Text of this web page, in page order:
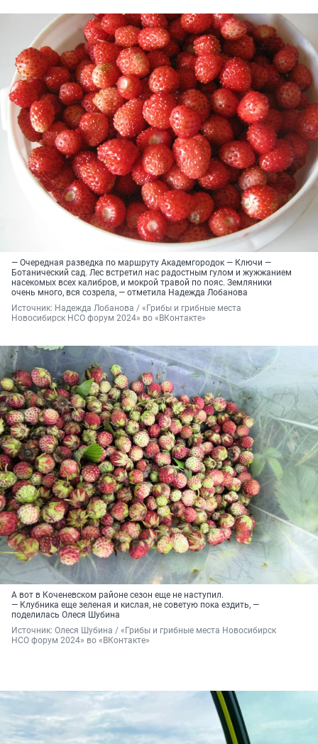
— Очередная разведка по маршруту Академгородок — Ключи —
Ботанический сад. Лес встретил нас радостным гулом и жужжанием
насекомых всех калибров, и мокрой травой по пояс. Земляники
очень много, вся созрела, — отметила Надежда Лобанова
Источник: Надежда Лобанова / «Грибы и грибные места
Новосибирск НСО форум 2024» во «ВКонтакте»
А вот в Коченевском районе сезон еще не наступил.
— Клубника еще зеленая и кислая, не советую пока ездить, —
поделилась Олеся Шубина
Источник: Олеся Шубина / «Грибы и грибные места Новосибирск
НСО форум 2024» во «ВКонтакте»